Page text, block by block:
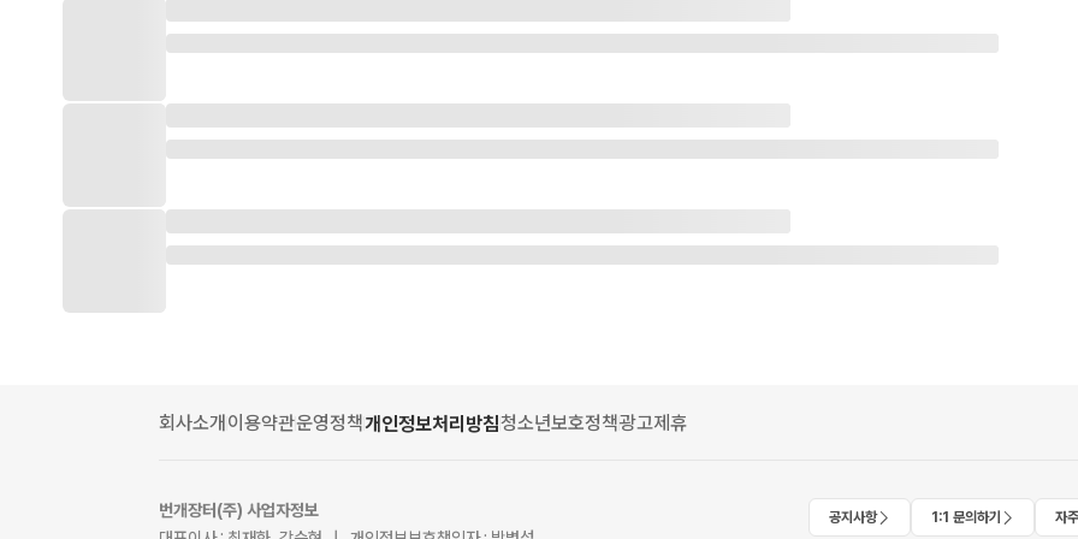
회사소개 이용약관운영정책개인정보처리방침청소년보호정책광고제휴
번개장터(주) 사업자정보
공지사항 1:1 문의하기 자